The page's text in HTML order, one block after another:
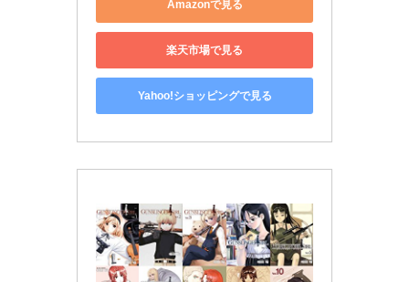
Amazonで見る
楽天市場で見る
Yahoo!ショッピングで見る